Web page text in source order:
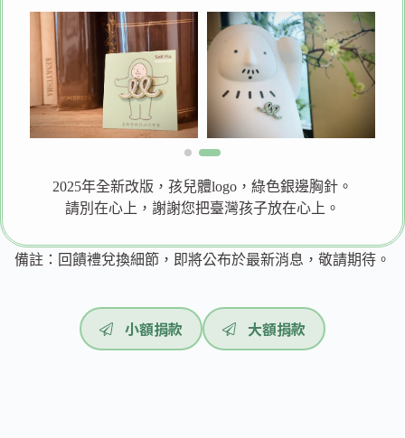
2025年全新改版，孩兒體logo，綠色銀邊胸針。
請別在心上，謝謝您把臺灣孩子放在心上。
備註：回饋禮兌換細節，即將公布於最新消息，敬請期待。
小額捐款 大額捐款